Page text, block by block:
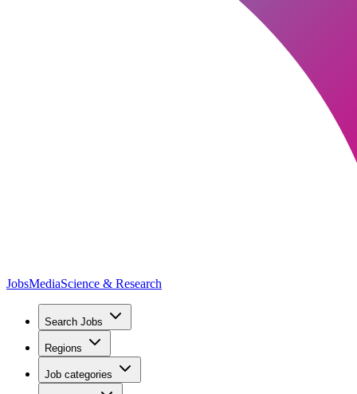
JobsMediaScience & Research
Search Jobs
Regions
Job categories